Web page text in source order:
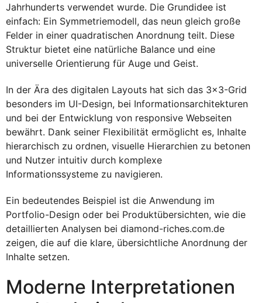
Jahrhunderts verwendet wurde. Die Grundidee ist
einfach: Ein Symmetriemodell, das neun gleich große
Felder in einer quadratischen Anordnung teilt. Diese
Struktur bietet eine natürliche Balance und eine
universelle Orientierung für Auge und Geist.
In der Ära des digitalen Layouts hat sich das 3×3-Grid
besonders im UI-Design, bei Informationsarchitekturen
und bei der Entwicklung von responsive Webseiten
bewährt. Dank seiner Flexibilität ermöglicht es, Inhalte
hierarchisch zu ordnen, visuelle Hierarchien zu betonen
und Nutzer intuitiv durch komplexe
Informationssysteme zu navigieren.
Ein bedeutendes Beispiel ist die Anwendung im
Portfolio-Design oder bei Produktübersichten, wie die
detaillierten Analysen bei diamond-riches.com.de
zeigen, die auf die klare, übersichtliche Anordnung der
Inhalte setzen.
Moderne Interpretationen